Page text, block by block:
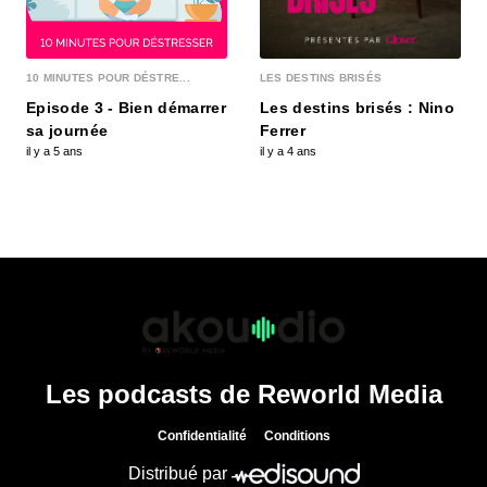
10 MINUTES POUR DÉSTRE...
Episode 3 - Bien démarrer
sa journée
il y a 5 ans
LES DESTINS BRISÉS
Les destins brisés : Nino
Ferrer
il y a 4 ans
Les podcasts de Reworld Media
Confidentialité Conditions
Distribué par